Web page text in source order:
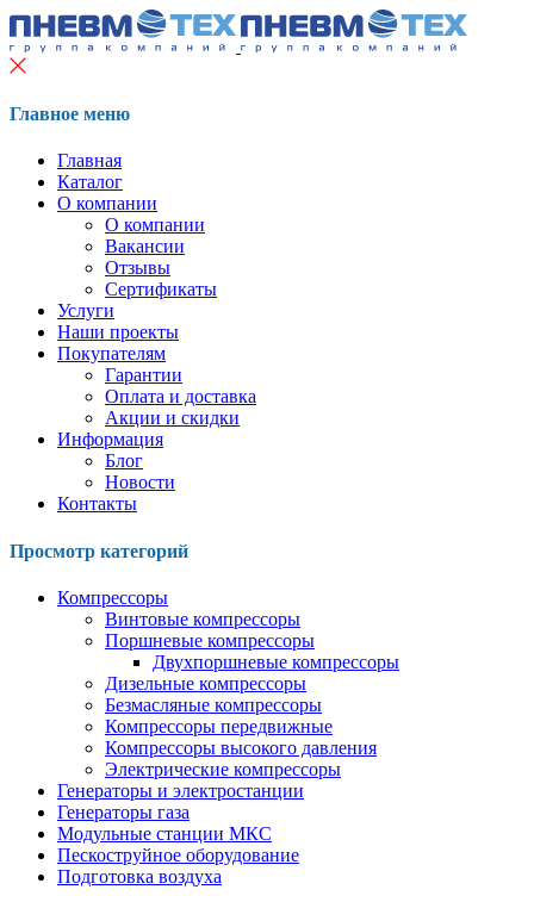
Главное меню
Главная
Каталог
О компании
О компании
Вакансии
Отзывы
Сертификаты
Услуги
Наши проекты
Покупателям
Гарантии
Оплата и доставка
Акции и скидки
Информация
Блог
Новости
Контакты
Просмотр категорий
Компрессоры
Винтовые компрессоры
Поршневые компрессоры
Двухпоршневые компрессоры
Дизельные компрессоры
Безмасляные компрессоры
Компрессоры передвижные
Компрессоры высокого давления
Электрические компрессоры
Генераторы и электростанции
Генераторы газа
Модульные станции МКС
Пескоструйное оборудование
Подготовка воздуха